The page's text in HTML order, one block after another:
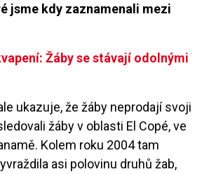
jsme kdy zaznamenali mezi
Žáby se stávají odolnými
ukazuje, že žáby neprodají svoji
žáby v oblasti El Copé, ve
Kolem roku 2004 tam
asi polovinu druhů žab,